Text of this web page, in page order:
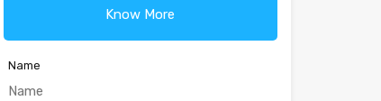
Know More
Name